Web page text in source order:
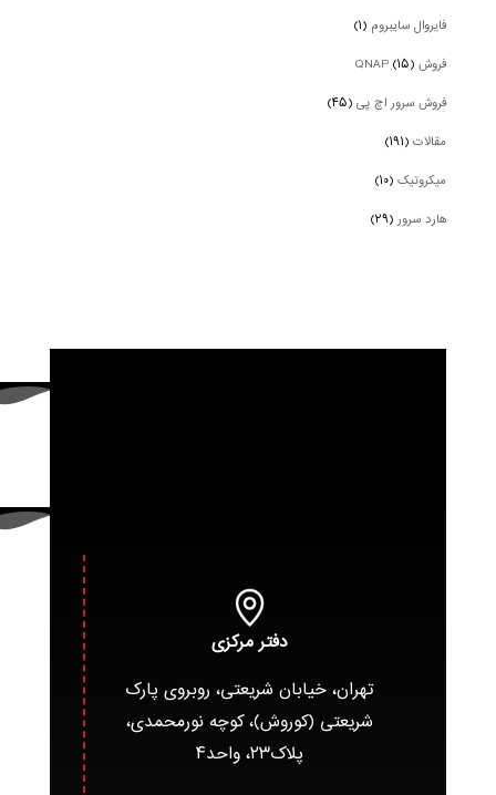
فایروال سایبروم (۱)
فروش QNAP (۱۵)
فروش سرور اچ پی(۴۵)
مقالات(۱۹۱)
میکروتیک(۱۰)
هارد سرور(۲۹)
دفتر مرکزی
تهران، خیابان شریعتی، روبروی پارک
شریعتی (کوروش)، کوچه نورمحمدی،
پلاک۲۳، واحد۴